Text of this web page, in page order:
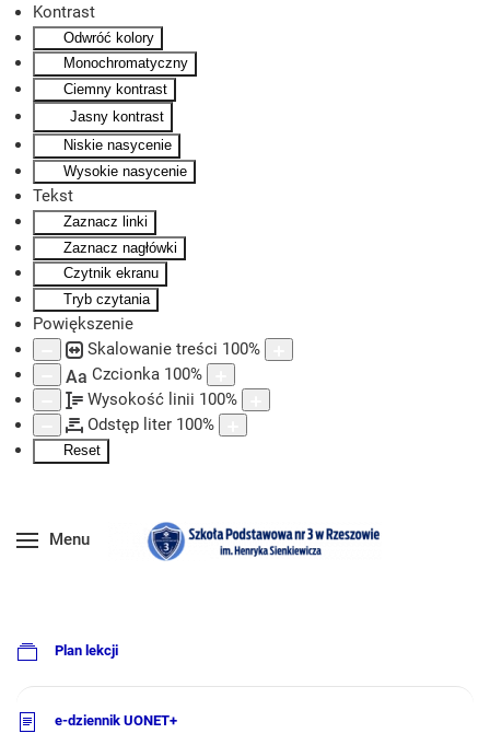
Kontrast
Odwróć kolory
Monochromatyczny
Ciemny kontrast
Jasny kontrast
Niskie nasycenie
Wysokie nasycenie
Tekst
Zaznacz linki
Zaznacz nagłówki
Czytnik ekranu
Tryb czytania
Powiększenie
Skalowanie treści 100%
Aa Czcionka 100%
Wysokość linii 100%
Odstęp liter 100%
Reset
Skip to main content
Menu
Plan lekcji
e-dziennik UONET+